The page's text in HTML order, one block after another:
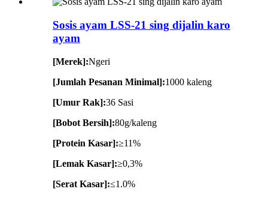
Sosis ayam LSS-21 sing dijalin karo
ayam
[Merek]:Ngeri
[Jumlah Pesanan Minimal]:1000 kaleng
[Umur Rak]:36 Sasi
[Bobot Bersih]:80g/kaleng
[Protein Kasar]:≥11%
[Lemak Kasar]:≥0,3%
[Serat Kasar]:≤1.0%